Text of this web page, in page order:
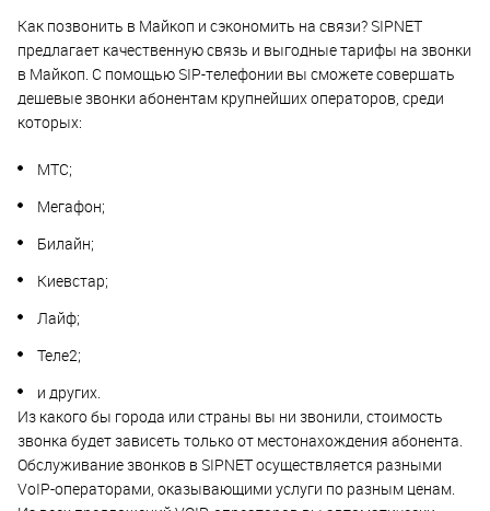
Как позвонить в Майкоп и сэкономить на связи? SIPNET
предлагает качественную связь и выгодные тарифы на звонки
в Майкоп. С помощью SIP-телефонии вы сможете совершать
дешевые звонки абонентам крупнейших операторов, среди
которых:
МТС;
Мегафон;
Билайн;
Киевстар;
Лайф;
Теле2;
и других.
Из какого бы города или страны вы ни звонили, стоимость
звонка будет зависеть только от местонахождения абонента.
Обслуживание звонков в SIPNET осуществляется разными
VoIP-операторами, оказывающими услуги по разным ценам.